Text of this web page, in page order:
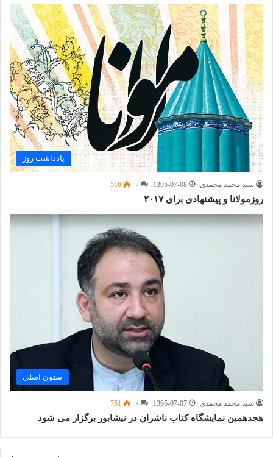
یادداشت روز
سید محمد محمدی 1395-07-08 ۰ 516
روزمولانا و پیشنهادی برای ۲۰۱۷
ستون اصلی
سید محمد محمدی 1395-07-07 ۰ 751
هجدهمین نمایشگاه کتاب ناشران در نیشابور برگزار می شود